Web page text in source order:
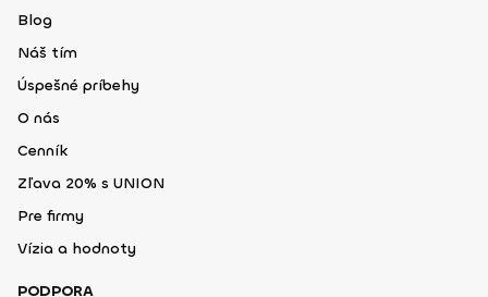
Blog
Náš tím
Úspešné príbehy
O nás
Cenník
Zľava 20% s UNION
Pre firmy
Vízia a hodnoty
PODPORA